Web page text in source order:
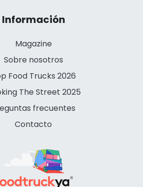
Información
Magazine
Sobre nosotros
Food Trucks 2026
The Street 2025
frecuentes
Contacto